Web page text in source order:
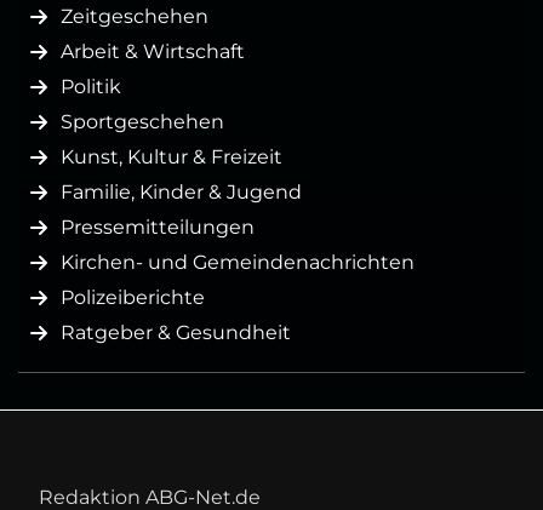
Zeitgeschehen
Arbeit & Wirtschaft
Politik
Sportgeschehen
Kunst, Kultur & Freizeit
Familie, Kinder & Jugend
Pressemitteilungen
Kirchen- und Gemeindenachrichten
Polizeiberichte
Ratgeber & Gesundheit
Redaktion ABG-Net.de